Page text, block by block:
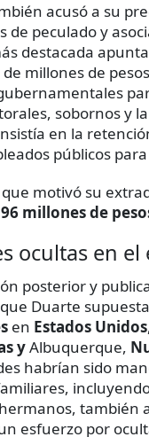
acusó a su
de peculado y
destacada
millones de
sobornos y
en la
públicos
motivó su
96 millones de
ocultas en
posterior y
Duarte
en Estados Unidos
yAlbuquerque,
habrían sido
también
esfuerzo por